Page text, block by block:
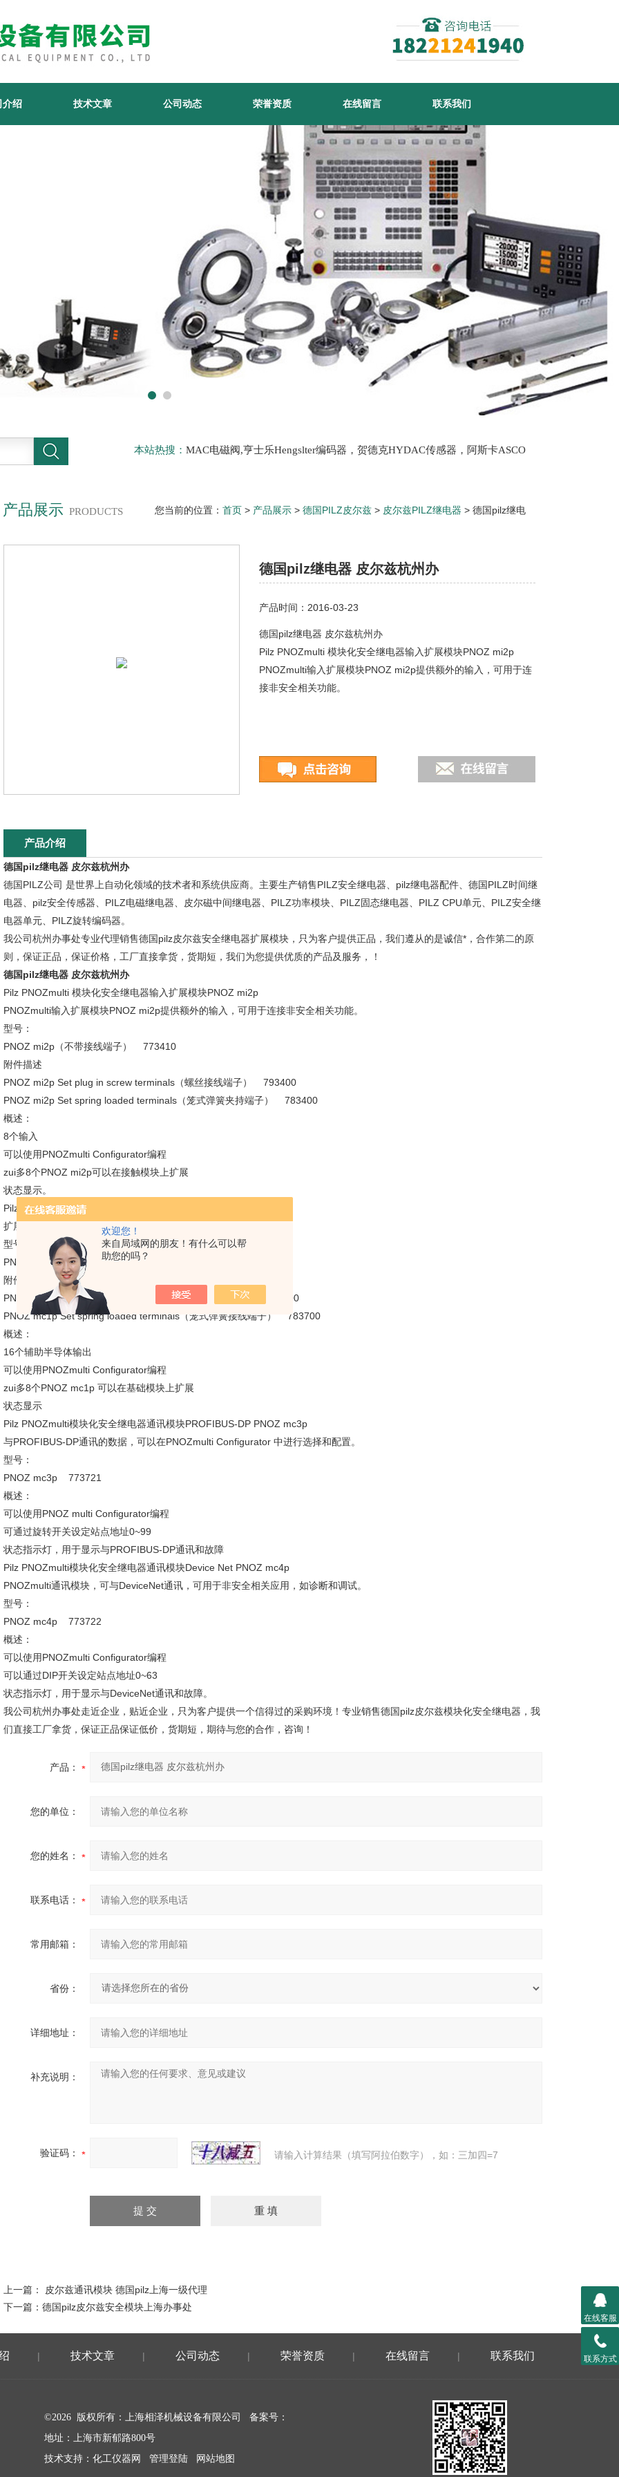
欢迎您！
来自局域网的朋友！有什么可以帮
助您的吗？
介绍 技术文章 公司动态 荣誉资质 在线留言 联系我们
本站热搜： MAC电磁阀,亨士乐Hengslter编码器，贺德克HYDAC传感器，阿斯卡ASCO
产品展示 PRODUCTS 您当前的位置： 首页 > 产品展示 > 德国PILZ皮尔兹 > 皮尔兹PILZ继电器 > 德国pilz继电
德国pilz继电器 皮尔兹杭州办
产品时间：2016-03-23
德国pilz继电器 皮尔兹杭州办
Pilz PNOZmulti 模块化安全继电器输入扩展模块PNOZ mi2p
PNOZmulti输入扩展模块PNOZ mi2p提供额外的输入，可用于连
接非安全相关功能。
产品介绍
德国pilz继电器 皮尔兹杭州办
德国PILZ公司 是世界上自动化领域的技术者和系统供应商。主要生产销售PILZ安全继电器、pilz继电器配件、德国PILZ时间继
电器、pilz安全传感器、PILZ电磁继电器、皮尔磁中间继电器、PILZ功率模块、PILZ固态继电器、PILZ CPU单元、PILZ安全继
电器单元、PILZ旋转编码器。
我公司杭州办事处专业代理销售德国pilz皮尔兹安全继电器扩展模块，只为客户提供正品，我们遵从的是诚信*，合作第二的原
则，保证正品，保证价格，工厂直接拿货，货期短，我们为您提供优质的产品及服务，！
德国pilz继电器 皮尔兹杭州办
Pilz PNOZmulti 模块化安全继电器输入扩展模块PNOZ mi2p
PNOZmulti输入扩展模块PNOZ mi2p提供额外的输入，可用于连接非安全相关功能。
型号：
PNOZ mi2p（不带接线端子） 773410
附件描述
PNOZ mi2p Set plug in screw terminals（螺丝接线端子） 793400
PNOZ mi2p Set spring loaded terminals（笼式弹簧夹持端子） 783400
概述：
8个输入
可以使用PNOZmulti Configurator编程
zui多8个PNOZ mi2p可以在接触模块上扩展
状态显示。
Pilz PNOZmulti模块化安全继电器输出扩展模块mc1p
扩展模块PNOZmc1p用作信号模块，带非安全相关输出。
型号：
PNOZ mc1p（不带接线端子） 773700
附件描述
PNOZ mc1p Set plug in screw terminals（螺丝接线端子） 793700
PNOZ mc1p Set spring loaded terminals（笼式弹簧接线端子） 783700
概述：
16个辅助半导体输出
可以使用PNOZmulti Configurator编程
zui多8个PNOZ mc1p 可以在基础模块上扩展
状态显示
Pilz PNOZmulti模块化安全继电器通讯模块PROFIBUS-DP PNOZ mc3p
与PROFIBUS-DP通讯的数据，可以在PNOZmulti Configurator 中进行选择和配置。
型号：
PNOZ mc3p 773721
概述：
可以使用PNOZ multi Configurator编程
可通过旋转开关设定站点地址0~99
状态指示灯，用于显示与PROFIBUS-DP通讯和故障
Pilz PNOZmulti模块化安全继电器通讯模块Device Net PNOZ mc4p
PNOZmulti通讯模块，可与DeviceNet通讯，可用于非安全相关应用，如诊断和调试。
型号：
PNOZ mc4p 773722
概述：
可以使用PNOZmulti Configurator编程
可以通过DIP开关设定站点地址0~63
状态指示灯，用于显示与DeviceNet通讯和故障。
我公司杭州办事处走近企业，贴近企业，只为客户提供一个信得过的采购环境！专业销售德国pilz皮尔兹模块化安全继电器，我
们直接工厂拿货，保证正品保证低价，货期短，期待与您的合作，咨询！
产品：
您的单位：
您的姓名：
联系电话：
常用邮箱：
省份：
详细地址：
补充说明：
验证码： 请输入计算结果（填写阿拉伯数字），如：三加四=7
上一篇：
皮尔兹通讯模块 德国pilz上海一级代理
下一篇： 德国pilz皮尔兹安全模块上海办事处
| 技术文章 | 公司动态 | 荣誉资质 | 在线留言 | 联系我们
©2026 版权所有：上海相泽机械设备有限公司 备案号：
地址：上海市新郁路800号
技术支持： 化工仪器网 管理登陆 网站地图
在线客服
联系方式